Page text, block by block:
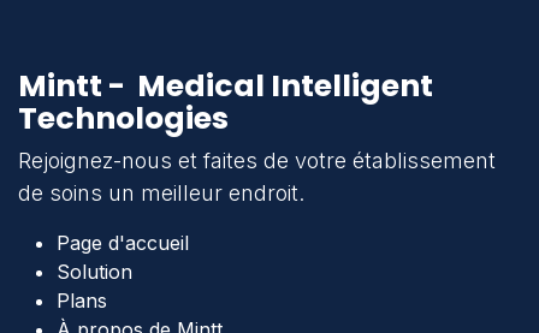
Mintt - Medical Intelligent
Technologies
Rejoignez-nous et faites de votre établissement
de soins un meilleur endroit.
Page d'accueil
Solution
Plans